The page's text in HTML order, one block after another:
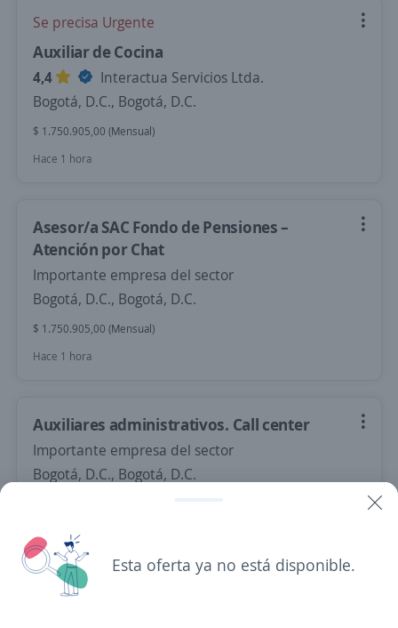
Se precisa Urgente
Auxiliar de Cocina
4,4
Interactua Servicios Ltda.
Bogotá, D.C., Bogotá, D.C.
$ 1.750.905,00 (Mensual)
Hace 1 hora
Asesor/a SAC Fondo de Pensiones –
Atención por Chat
Importante empresa del sector
Bogotá, D.C., Bogotá, D.C.
$ 1.750.905,00 (Mensual)
Hace 1 hora
Auxiliares administrativos. Call center
Importante empresa del sector
Bogotá, D.C., Bogotá, D.C.
Hace 2 horas
Se precisa Urgente
Esta oferta ya no está disponible.